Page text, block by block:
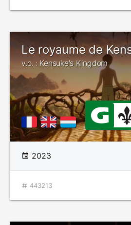
Le royaume de
v.o. : Kensuke's Kingdom
2023
443213